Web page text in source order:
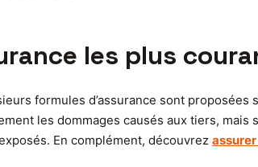
les plus
formules d’assurance sont
les dommages causés aux tiers,
En complément, découvrez